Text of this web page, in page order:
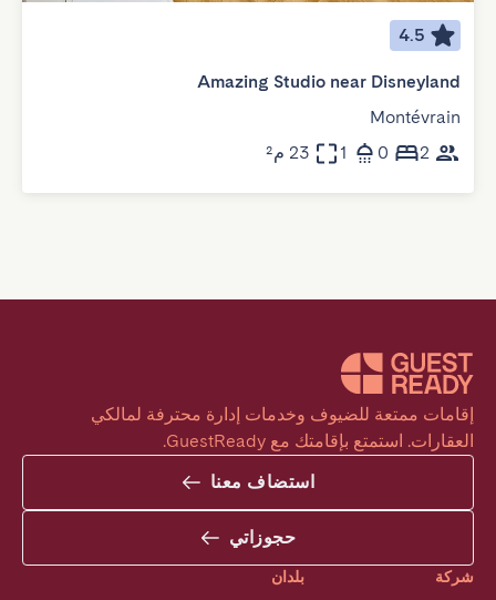
4.5
Amazing Studio near Disneyland
Montévrain
2
0
1 23 م²
العقارات. استمتع بإقامتك مع GuestReady.
استضاف معنا
حجوزاتي
شركة بلدان